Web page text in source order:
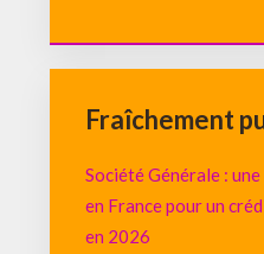
Fraîchement
Société Générale :
en France pour un
en 2026